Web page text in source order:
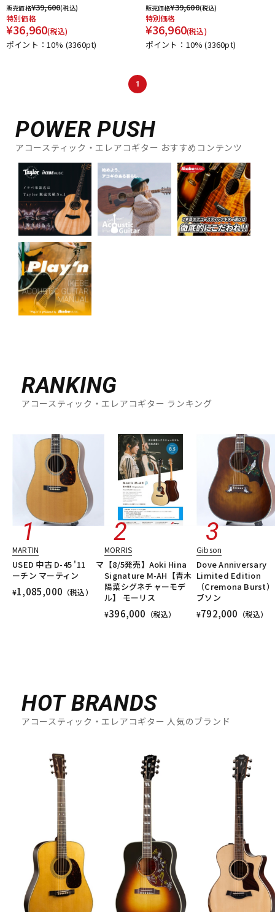
販売価格¥39,600(税込)
特別価格
¥36,960(税込)
ポイント：10% (3360pt)
販売価格¥39,600(税込)
特別価格
¥36,960(税込)
ポイント：10%(3360pt)
1
POWER PUSH
アコースティック・エレアコギター おすすめコンテンツ
RANKING
アコースティック・エレアコギター ランキング
MARTIN
USED 中古 D-45 '11 マ
ーチン マーティン
¥1,085,000 （税込）
MORRIS
【8/5発売】Aoki Hina
Signature M-AH【青木
陽菜シグネチャーモデ
ル】 モーリス
¥396,000 （税込）
Gibson
Dove Anniversary
Limited Edition
（Cremona Burst
ブソン
¥792,000 （税込）
HOT BRANDS
アコースティック・エレアコギター 人気のブランド